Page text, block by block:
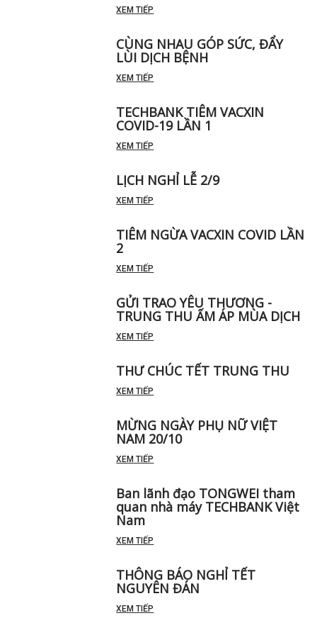
XEM TIẾP
CÙNG NHAU GÓP SỨC, ĐẨY
LÙI DỊCH BỆNH
XEM TIẾP
TECHBANK TIÊM VACXIN
COVID-19 LẦN 1
XEM TIẾP
LỊCH NGHỈ LỄ 2/9
XEM TIẾP
TIÊM NGỪA VACXIN COVID LẦN
2
XEM TIẾP
GỬI TRAO YÊU THƯƠNG -
TRUNG THU ẤM ÁP MÙA DỊCH
XEM TIẾP
THƯ CHÚC TẾT TRUNG THU
XEM TIẾP
MỪNG NGÀY PHỤ NỮ VIỆT
NAM 20/10
XEM TIẾP
Ban lãnh đạo TONGWEI tham
quan nhà máy TECHBANK Việt
Nam
XEM TIẾP
THÔNG BÁO NGHỈ TẾT
NGUYÊN ĐÁN
XEM TIẾP